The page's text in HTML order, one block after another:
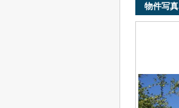
物件写真